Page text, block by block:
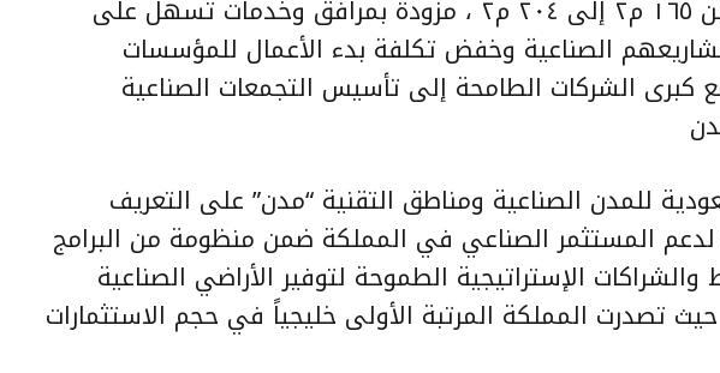
بمساحات تتراوح ببن ١٦٥ م٢ إلى ٢٠٤ م٢ ، مزودة بمرافق وخدمات تسهل على
الصناعية وخفض تكلفة بدء الأعمال للمؤسسات
كبرى الشركات الطامحة إلى تأسيس التجمعات الصناعية
للمدن الصناعية ومناطق التقنية “مدن” على التعريف
لدعم المستثمر الصناعي في المملكة ضمن منظومة من البرامج
والشراكات الإستراتيجية الطموحة لتوفير الأراضي الصناعية
تصدرت المملكة المرتبة الأولى خليجياً في حجم الاستثمارات